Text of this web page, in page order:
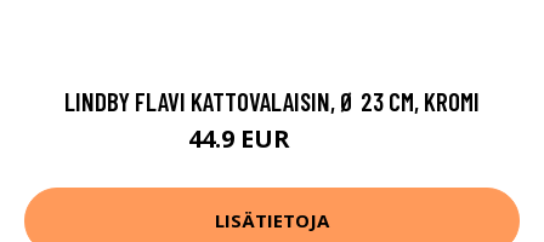
LINDBY FLAVI KATTOVALAISIN, Ø 23 CM, KROMI
44.9 EUR
LISÄTIETOJA